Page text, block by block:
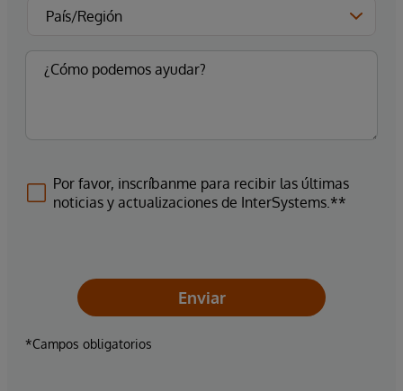
Por favor, inscríbanme para recibir las últimas
noticias y actualizaciones de InterSystems.**
Enviar
*Campos obligatorios